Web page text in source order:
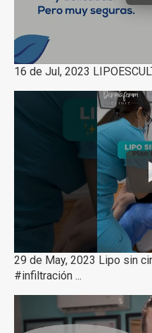
16 de Jul, 2023
29 de May, 2023 Lipo sin
#infiltración ...